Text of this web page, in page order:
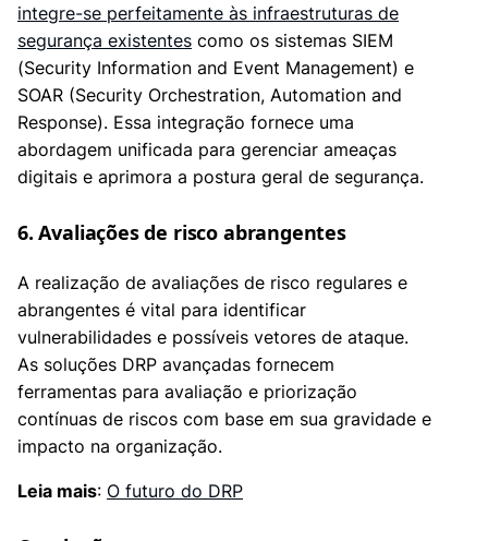
integre-se perfeitamente às infraestruturas de
segurança existentes como os sistemas SIEM
(Security Information and Event Management) e
SOAR (Security Orchestration, Automation and
Response). Essa integração fornece uma
abordagem unificada para gerenciar ameaças
digitais e aprimora a postura geral de segurança.
6. Avaliações de risco abrangentes
A realização de avaliações de risco regulares e
abrangentes é vital para identificar
vulnerabilidades e possíveis vetores de ataque.
As soluções DRP avançadas fornecem
ferramentas para avaliação e priorização
contínuas de riscos com base em sua gravidade e
impacto na organização.
Leia mais: O futuro do DRP